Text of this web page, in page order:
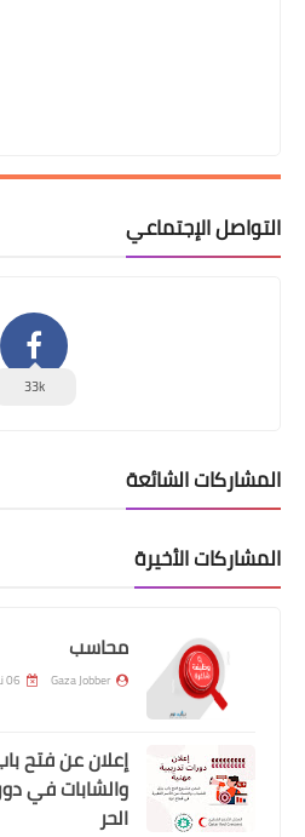
التواصل الإجتماعي
33k
المشاركات الشائعة
المشاركات الأخيرة
محاسب
Gaza Jobber 06 نوفمبر 2025
إعلان عن فتح
والشابات في
الحر